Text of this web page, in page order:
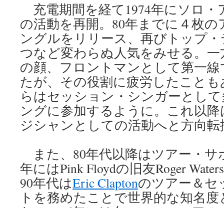
充電期間を経て1974年にソロ
の活動を再開。80年までに４枚
ングルをリリース、再びトップ
つなど変わらぬ人気をみせる。
の顔、フロントマンとして第一
たが、その役割に疲労したこと
らはセッション・シンガーとし
ングに参加するように。これ以
ジシャンとしての活動へと方向
また、80年代以降はツアー・サ
年にはPink Floydの旧友Roger
90年代はEric Claptonのツアー＆セ
トを務めたことで世界的な知名